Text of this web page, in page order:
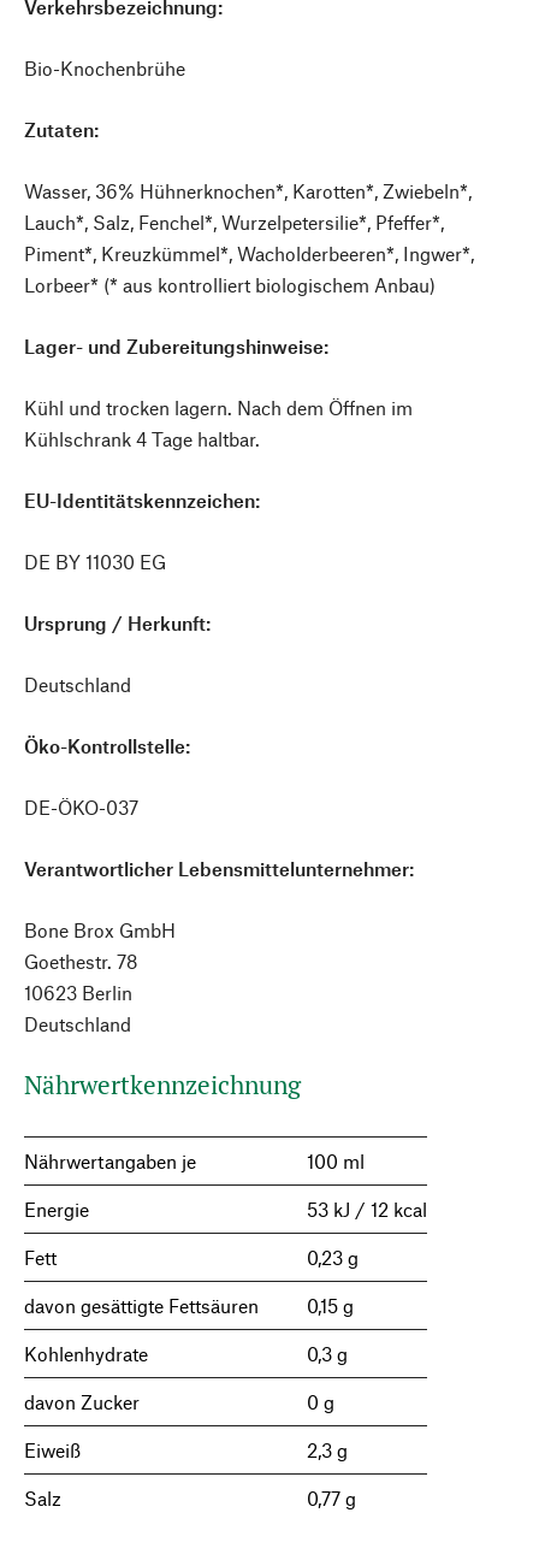
Verkehrsbezeichnung:
Bio-Knochenbrühe
Zutaten:
Wasser, 36% Hühnerknochen*, Karotten*, Zwiebeln*,
Lauch*, Salz, Fenchel*, Wurzelpetersilie*, Pfeffer*,
Piment*, Kreuzkümmel*, Wacholderbeeren*, Ingwer*,
Lorbeer* (* aus kontrolliert biologischem Anbau)
Lager- und Zubereitungshinweise:
Kühl und trocken lagern. Nach dem Öffnen im
Kühlschrank 4 Tage haltbar.
EU-Identitätskennzeichen:
DE BY 11030 EG
Ursprung / Herkunft:
Deutschland
Öko-Kontrollstelle:
DE-ÖKO-037
Verantwortlicher Lebensmittelunternehmer:
Bone Brox GmbH
Goethestr. 78
10623 Berlin
Deutschland
Nährwertkennzeichnung
Nährwertangaben je 100 ml
Energie 53 kJ / 12 kcal
Fett 0,23 g
davon gesättigte Fettsäuren 0,15 g
Kohlenhydrate 0,3 g
davon Zucker 0 g
Eiweiß 2,3 g
Salz 0,77 g